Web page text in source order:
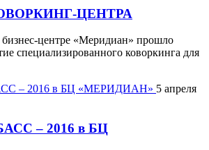
ЦЕНТРА
центре «Меридиан» прошло
специализированного коворкинга для
5 апреля
– 2016 в БЦ